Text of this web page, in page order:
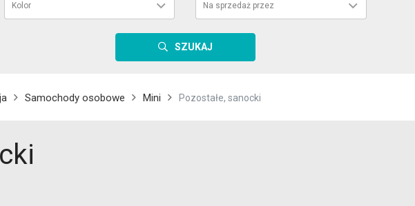
Kolor Na sprzedaż przez
SZUKAJ
Samochody osobowe Mini Pozostałe, sanocki